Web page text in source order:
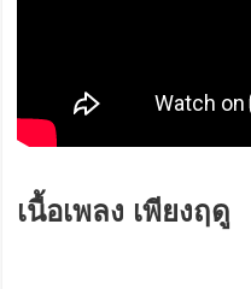
เนื้อเพลง เพียงฤดู